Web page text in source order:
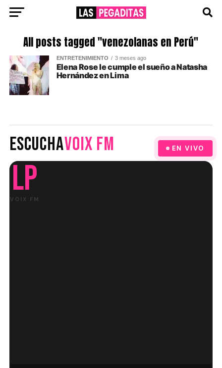
All posts tagged "venezolanas en Perú"
ENTRETENIMIENTO 3 meses ago
Elena Rose le cumple el sueño a Natasha
Hernández en Lima
ESCUCHAVOIX FM EN VIVO
LP
VOIX FM